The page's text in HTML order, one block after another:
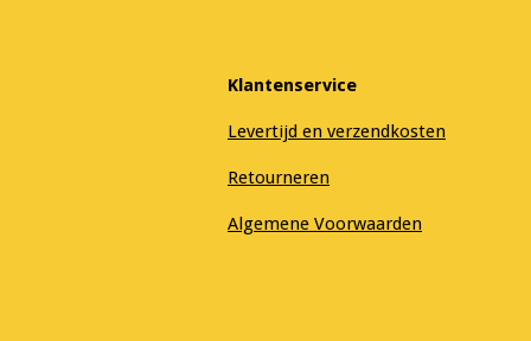
Klantenservice
Levertijd en verzendkosten
Retourneren
Algemene Voorwaarden